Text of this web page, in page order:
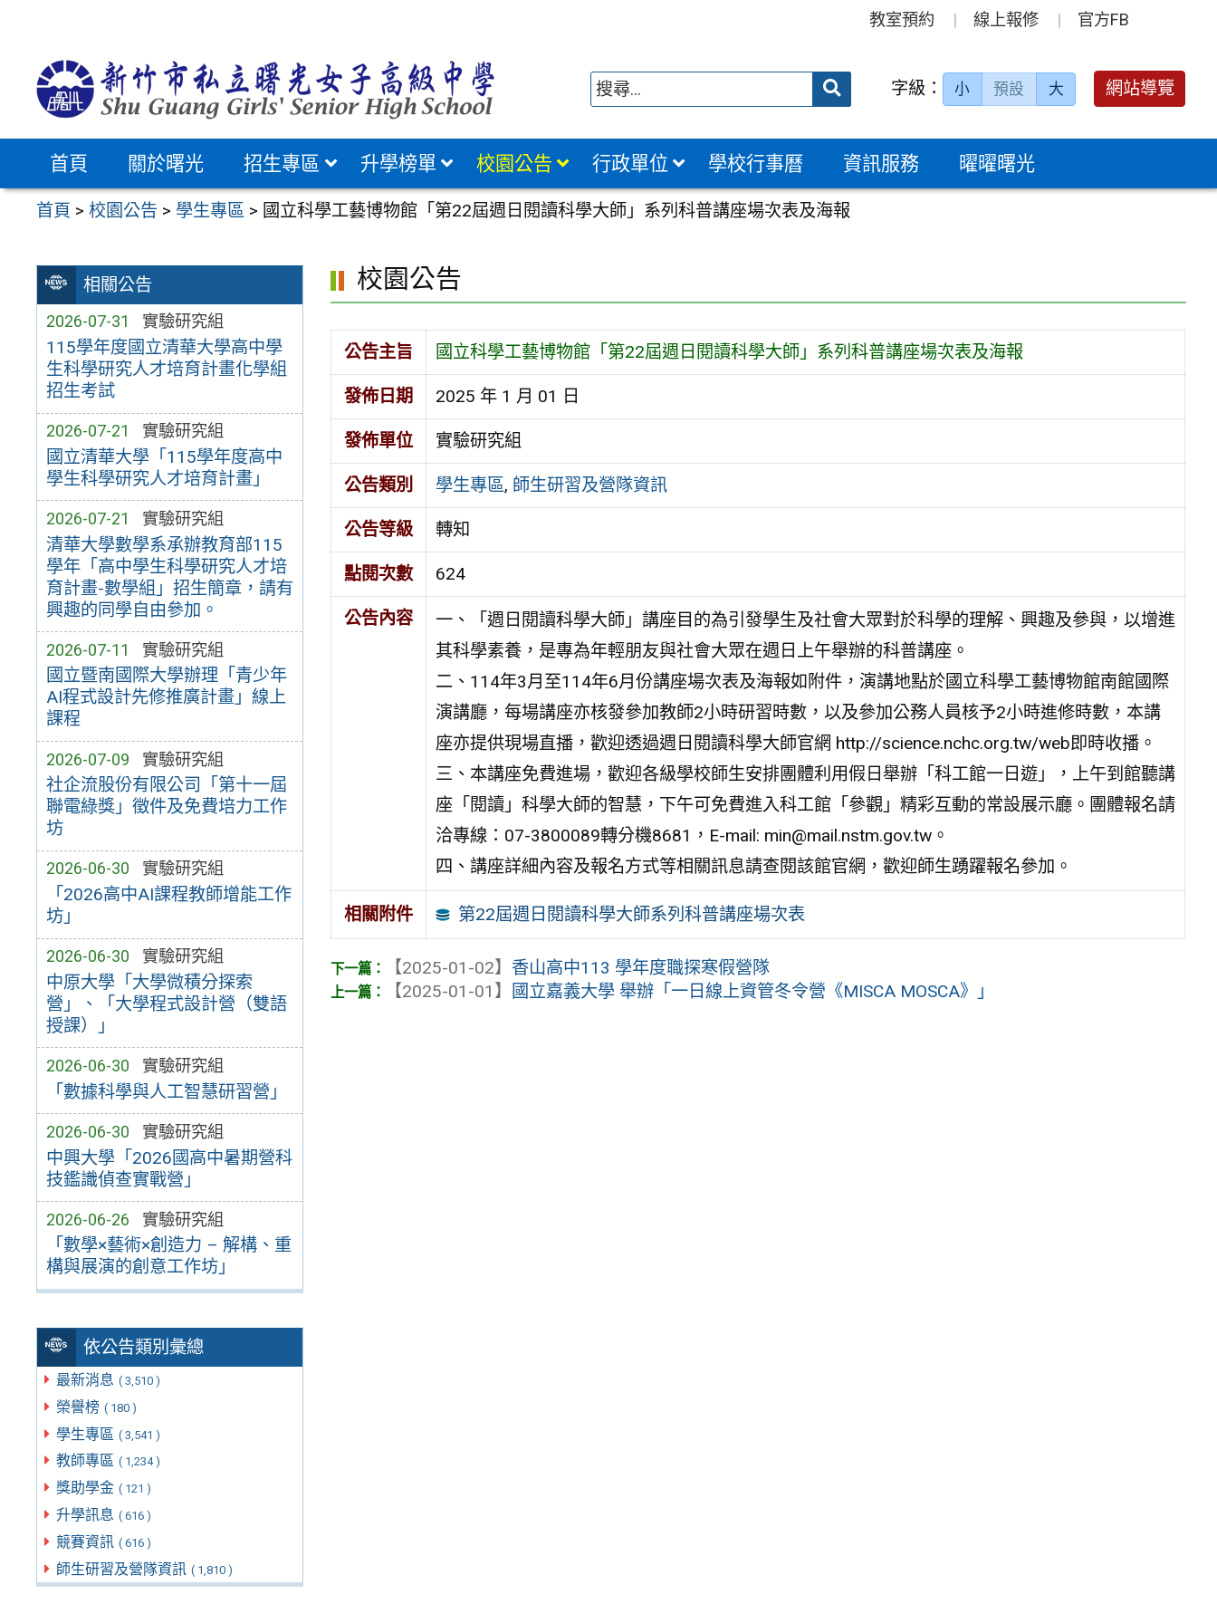
教室預約 線上報修 官方FB
送出 字級： 小 預設 大 網站導覽
首頁 關於曙光 招生專區 升學榜單 校園公告 行政單位 學校行事曆 資訊服務 曜曜曙光
首頁 >校園公告 > 學生專區 > 國立科學工藝博物館「第22屆週日閱讀科學大師」系列科普講座場次表及海報
相關公告
2026-07-31 實驗研究組
115學年度國立清華大學高中學
生科學研究人才培育計畫化學組
招生考試
2026-07-21 實驗研究組
國立清華大學「115學年度高中
學生科學研究人才培育計畫」
2026-07-21 實驗研究組
清華大學數學系承辦教育部115
學年「高中學生科學研究人才培
育計畫-數學組」招生簡章，請有
興趣的同學自由參加。
2026-07-11 實驗研究組
國立暨南國際大學辦理「青少年
AI程式設計先修推廣計畫」線上
課程
2026-07-09 實驗研究組
社企流股份有限公司「第十一屆
聯電綠獎」徵件及免費培力工作
坊
2026-06-30 實驗研究組
「2026高中AI課程教師增能工作
坊」
2026-06-30 實驗研究組
中原大學「大學微積分探索
營」、「大學程式設計營（雙語
授課）」
2026-06-30 實驗研究組
「數據科學與人工智慧研習營」
2026-06-30 實驗研究組
中興大學「2026國高中暑期營科
技鑑識偵查實戰營」
2026-06-26 實驗研究組
「數學×藝術×創造力 – 解構、重
構與展演的創意工作坊」
依公告類別彙總
最新消息 ( 3,510 )
榮譽榜 ( 180 )
學生專區 ( 3,541 )
教師專區 ( 1,234 )
獎助學金 ( 121 )
升學訊息 ( 616 )
競賽資訊 ( 616 )
師生研習及營隊資訊 ( 1,810 )
校園公告
公告主旨 國立科學工藝博物館「第22屆週日閱讀科學大師」系列科普講座場次表及海報
發佈日期 2025 年 1 月 01 日
發佈單位 實驗研究組
公告類別 學生專區, 師生研習及營隊資訊
公告等級 轉知
點閱次數 624
公告內容
一、「週日閱讀科學大師」講座目的為引發學生及社會大眾對於科學的理解、興趣及參與，以增進
其科學素養，是專為年輕朋友與社會大眾在週日上午舉辦的科普講座。
二、114年3月至114年6月份講座場次表及海報如附件，演講地點於國立科學工藝博物館南館國際
演講廳，每場講座亦核發參加教師2小時研習時數，以及參加公務人員核予2小時進修時數，本講
座亦提供現場直播，歡迎透過週日閱讀科學大師官網 http://science.nchc.org.tw/web即時收播。
三、本講座免費進場，歡迎各級學校師生安排團體利用假日舉辦「科工館一日遊」，上午到館聽講
座「閱讀」科學大師的智慧，下午可免費進入科工館「參觀」精彩互動的常設展示廳。團體報名請
洽專線：07-3800089轉分機8681，E-mail: min@mail.nstm.gov.tw。
四、講座詳細內容及報名方式等相關訊息請查閱該館官網，歡迎師生踴躍報名參加。
相關附件 第22屆週日閱讀科學大師系列科普講座場次表
【2025-01-02】 香山高中113 學年度職探寒假營隊
【2025-01-01】
國立嘉義大學 舉辦「一日線上資管冬令營《MISCA MOSCA》」